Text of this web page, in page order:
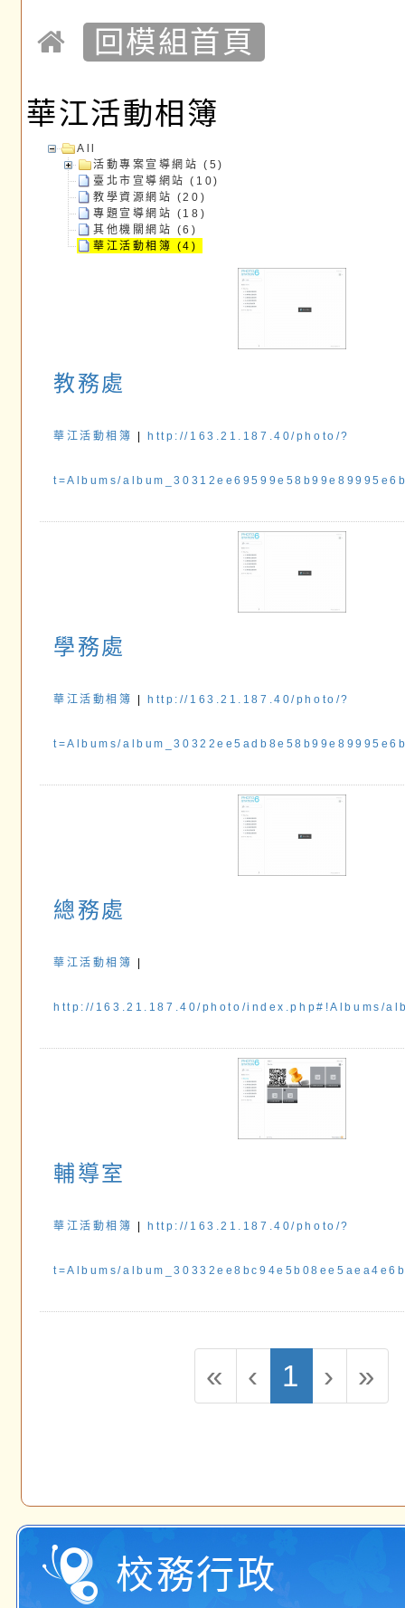
回模組首頁
華江活動相簿
All
活動專案宣導網站 (5)
臺北市宣導網站 (10)
教學資源網站 (20)
專題宣導網站 (18)
其他機關網站 (6)
華江活動相簿 (4)
教務處
華江活動相簿 http://163.21.187.40/photo/?
t=Albums/
學務處
華江活動相簿 http://163.21.187.40/photo/?
t=Albums/
總務處
華江活動相簿
http://163.21.187.40/photo/index.php#!Albums/
輔導室
華江活動相簿 http://163.21.187.40/photo/?
t=Albums/
« ‹ 1 › »
校務行政